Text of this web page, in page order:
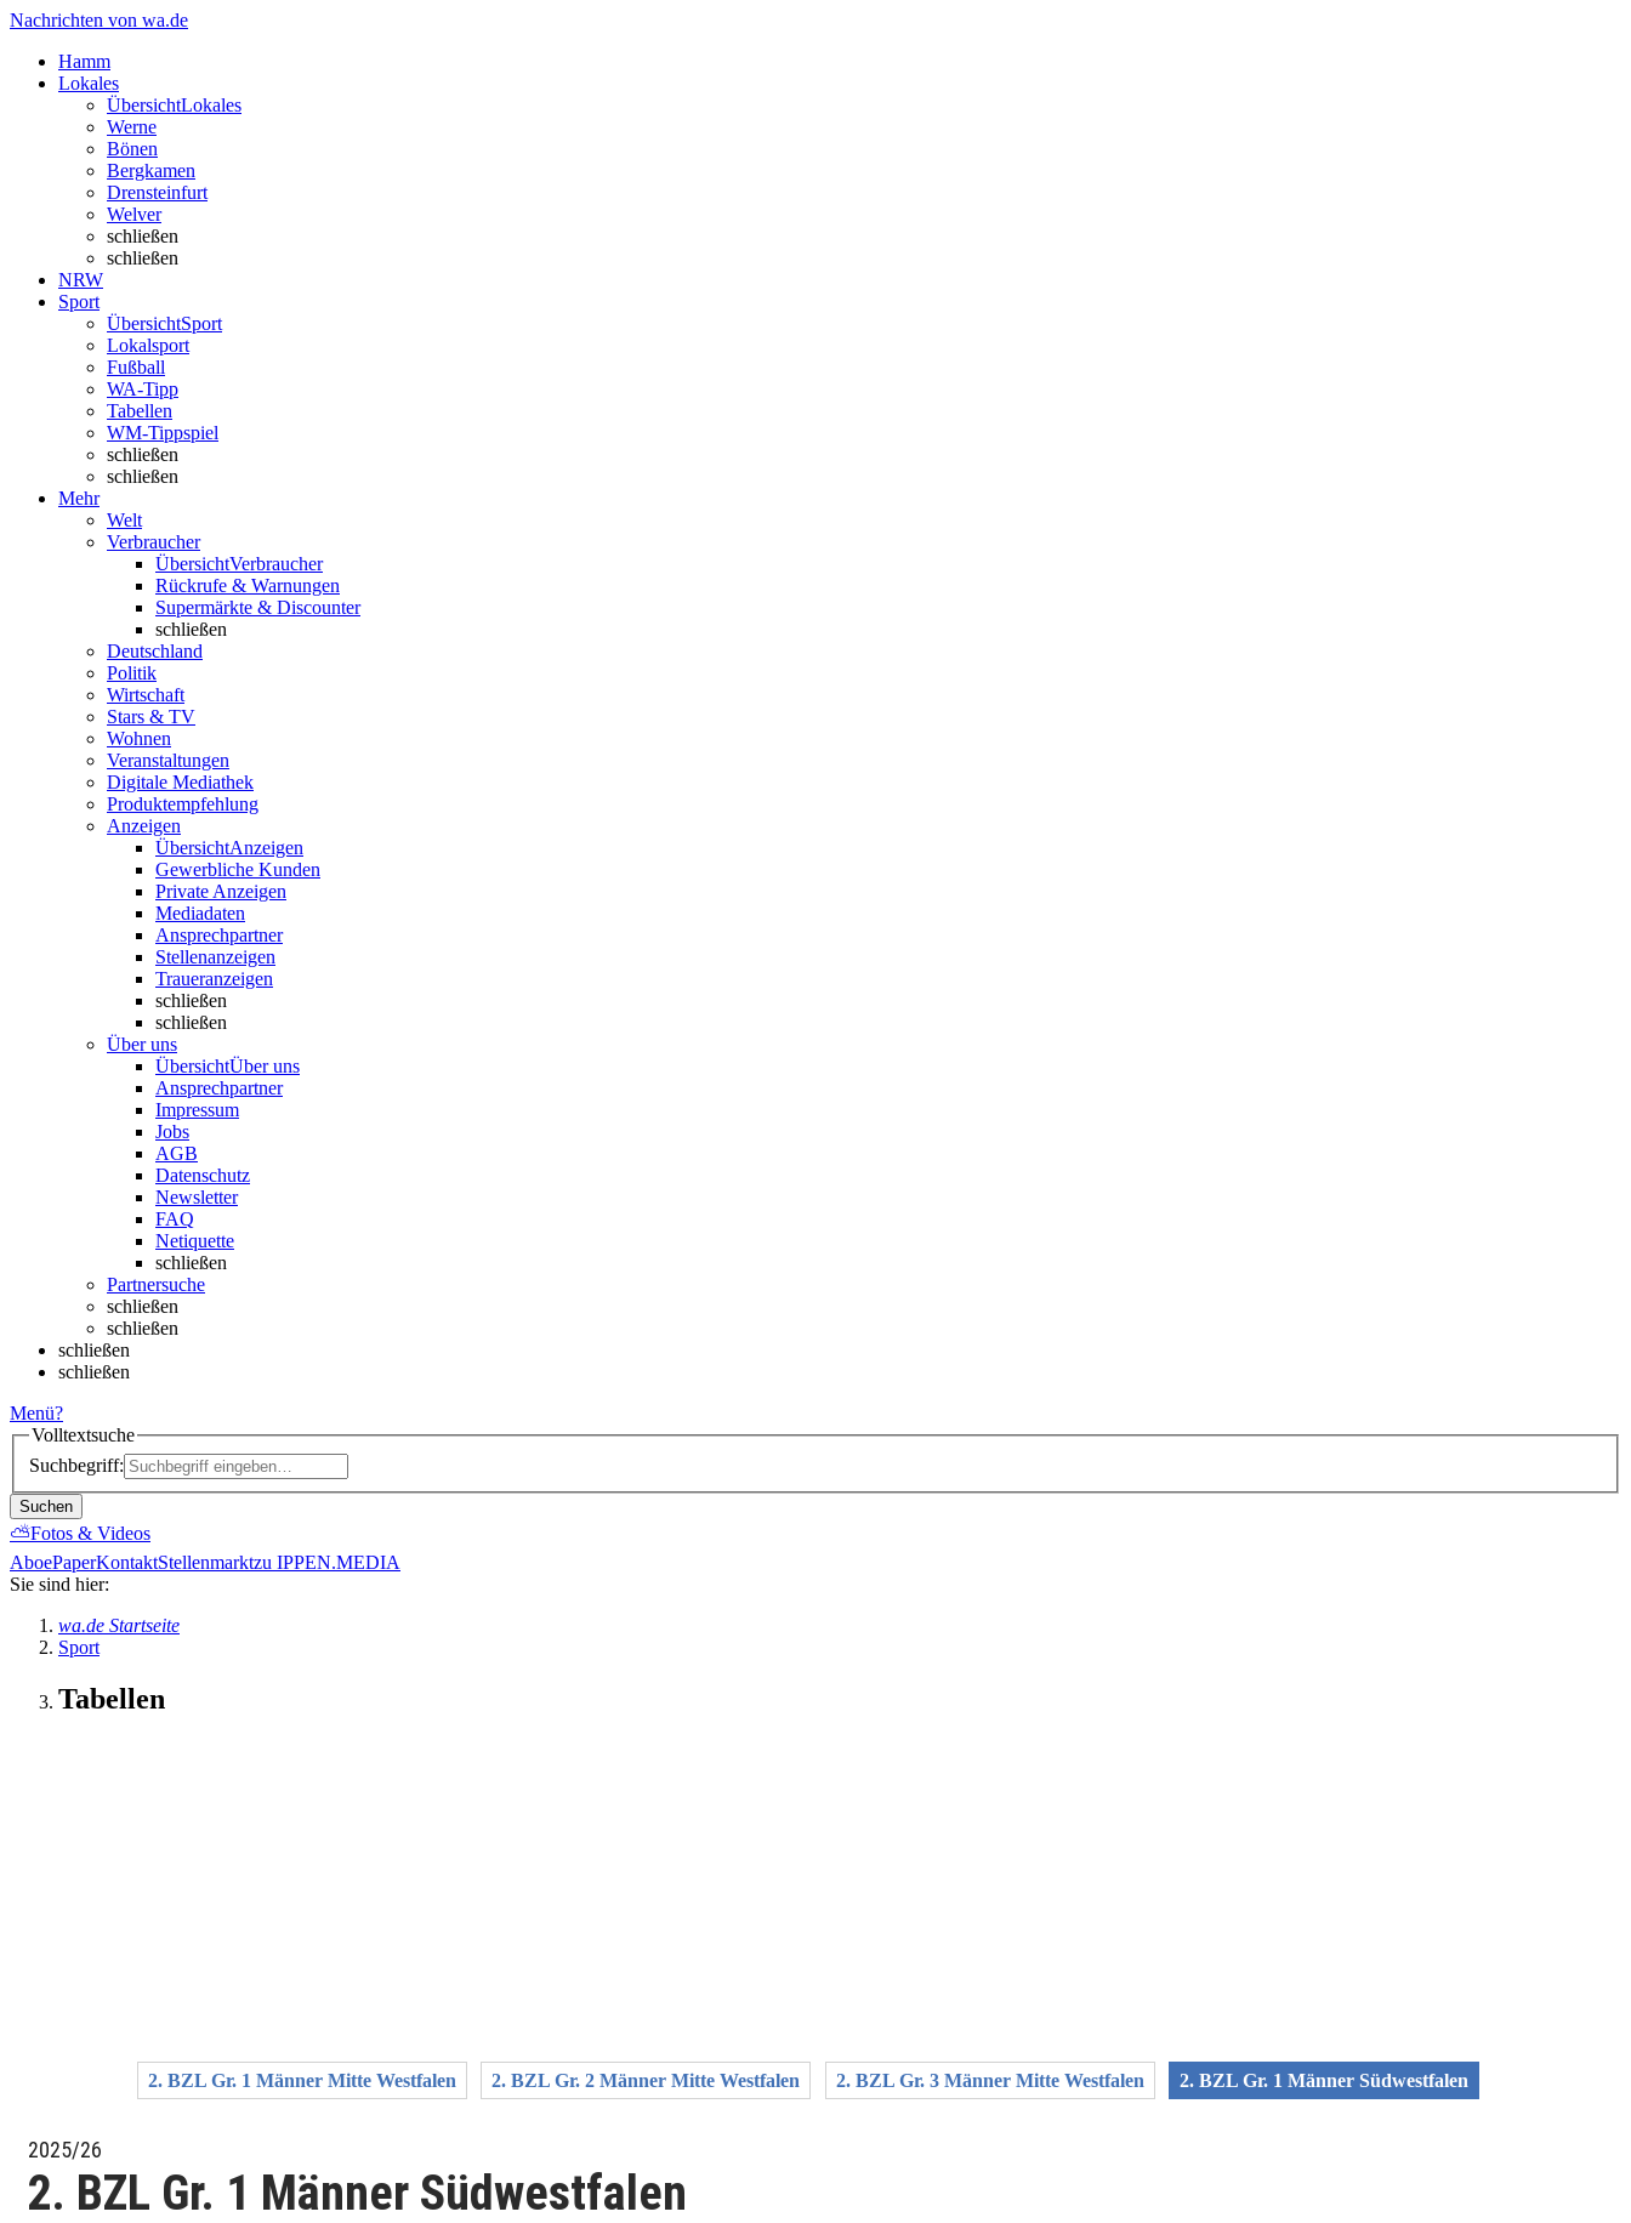
Nachrichten von wa.de
Hamm
Lokales
ÜbersichtLokales
Werne
Bönen
Bergkamen
Drensteinfurt
Welver
schließen
schließen
NRW
Sport
ÜbersichtSport
Lokalsport
Fußball
WA-Tipp
Tabellen
WM-Tippspiel
schließen
schließen
Mehr
Welt
Verbraucher
ÜbersichtVerbraucher
Rückrufe & Warnungen
Supermärkte & Discounter
schließen
Deutschland
Politik
Wirtschaft
Stars & TV
Wohnen
Veranstaltungen
Digitale Mediathek
Produktempfehlung
Anzeigen
ÜbersichtAnzeigen
Gewerbliche Kunden
Private Anzeigen
Mediadaten
Ansprechpartner
Stellenanzeigen
Traueranzeigen
schließen
schließen
Über uns
ÜbersichtÜber uns
Ansprechpartner
Impressum
Jobs
AGB
Datenschutz
Newsletter
FAQ
Netiquette
schließen
Partnersuche
schließen
schließen
schließen
schließen
Menü?
Volltextsuche
Suchbegriff:
Suchen
⛅Fotos & Videos
AboePaperKontaktStellenmarktzu IPPEN.MEDIA
Sie sind hier:
wa.de Startseite
Sport
Tabellen
2. BZL Gr. 1 Männer Mitte Westfalen 2. BZL Gr. 2 Männer Mitte Westfalen 2. BZL Gr. 3 Männer Mitte Westfalen 2. BZL Gr. 1 Männer Südwestfalen
2025/26
2. BZL Gr. 1 Männer Südwestfalen